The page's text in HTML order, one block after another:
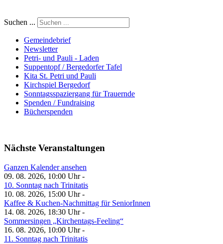
Suchen ...
Gemeindebrief
Newsletter
Petri- und Pauli - Laden
Suppentopf / Bergedorfer Tafel
Kita St. Petri und Pauli
Kirchspiel Bergedorf
Sonntagsspaziergang für Trauernde
Spenden / Fundraising
Bücherspenden
Nächste Veranstaltungen
Ganzen Kalender ansehen
09. 08. 2026, 10:00 Uhr -
10. Sonntag nach Trinitatis
10. 08. 2026, 15:00 Uhr -
Kaffee & Kuchen-Nachmittag für SeniorInnen
14. 08. 2026, 18:30 Uhr -
Sommersingen „Kirchentags-Feeling“
16. 08. 2026, 10:00 Uhr -
11. Sonntag nach Trinitatis